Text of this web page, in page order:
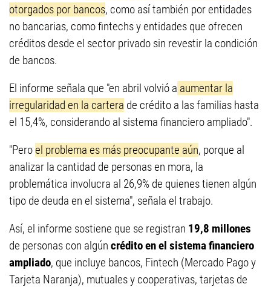
otorgados por bancos, como así también por entidades
no bancarias, como fintechs y entidades que ofrecen
créditos desde el sector privado sin revestir la condición
de bancos.
El informe señala que "en abril volvió a aumentar la
irregularidad en la cartera de crédito a las familias hasta
el 15,4%, considerando al sistema financiero ampliado".
"Peroel problema es más preocupante aún, porque al
analizar la cantidad de personas en mora, la
problemática involucra al 26,9% de quienes tienen algún
tipo de deuda en el sistema", señala el trabajo.
Así, el informe sostiene que se registran 19,8 millones
de personas con algún crédito en el sistema financiero
ampliado, que incluye bancos, Fintech (Mercado Pago y
Tarjeta Naranja), mutuales y cooperativas, tarjetas de